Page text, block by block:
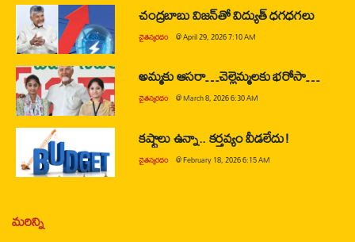
చంద్రబాబు విజన్‌తో విద్యుత్ ధగధగలు
చైతన్యరధం @April 29, 2026 7:10 AM
అమ్మకు ఆసరా…చెల్లెమ్మలకు భరోసా…
చైతన్యరధం @March 8, 2026 6:30 AM
కష్టాలు ఉన్నా.. కర్తవ్యం వీడలేదు!
చైతన్యరధం @February 18, 2026 6:15 AM
మరిన్ని